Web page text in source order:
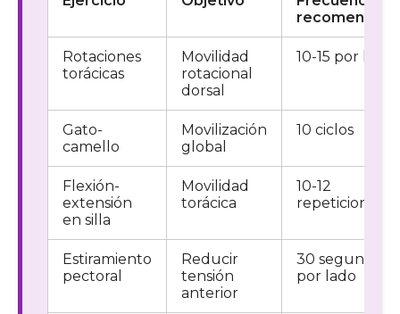
Rotaciones
torácicas
Movilidad
rotacional
dorsal
10-15 por lado
Gato-
camello
Movilización
global
10 ciclos
Flexión-
extensión
en silla
Movilidad
torácica
10-12
repeticiones
Estiramiento
pectoral
Reducir
tensión
anterior
30 segundos
por lado